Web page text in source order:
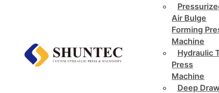
Air Bulge
Forming
Machine
Hydraulic
Press
Machine
Deep